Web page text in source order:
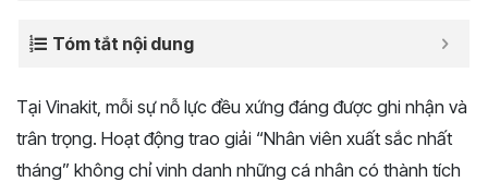
Tóm tắt nội dung
Tại Vinakit, mỗi sự nỗ lực đều xứng đáng được ghi nhận và
trân trọng. Hoạt động trao giải “Nhân viên xuất sắc nhất
tháng” không chỉ vinh danh những cá nhân có thành tích